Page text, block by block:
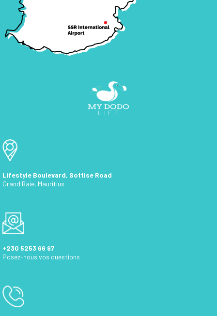
Lifestyle Boulevard, Sottise Road
Grand Baie, Mauritius
+230 5253 66 97
Posez-nous vos questions